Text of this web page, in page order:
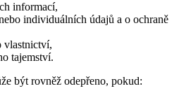
informací,
individuálních údajů a o ochraně
vlastnictví,
tajemství.
být rovněž odepřeno, pokud: